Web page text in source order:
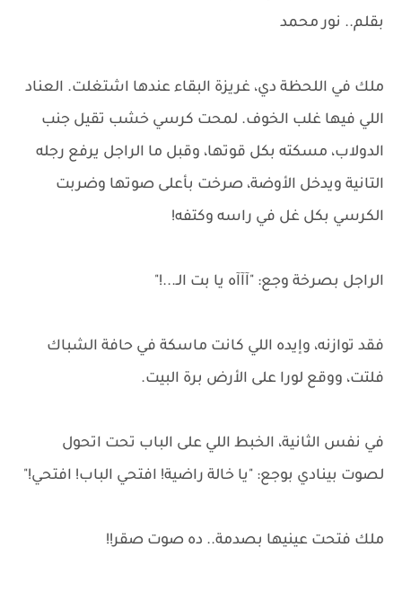
بقلم.. نور محمد
ملك في اللحظة دي، غريزة البقاء عندها اشتغلت. العناد
اللي فيها غلب الخوف. لمحت كرسي خشب تقيل جنب
الدولاب، مسكته بكل قوتها، وقبل ما الراجل يرفع رجله
التانية ويدخل الأوضة، صرخت بأعلى صوتها وضربت
الكرسي بكل غل في راسه وكتفه!
الراجل بصرخة وجع: "آآآه يا بت الـ...!"
فقد توازنه، وإيده اللي كانت ماسكة في حافة الشباك
فلتت، ووقع لورا على الأرض برة البيت.
في نفس الثانية، الخبط اللي على الباب تحت اتحول
لصوت بينادي بوجع: "يا خالة راضية! افتحي الباب! افتحي!"
ملك فتحت عينيها بصدمة.. ده صوت صقر!!